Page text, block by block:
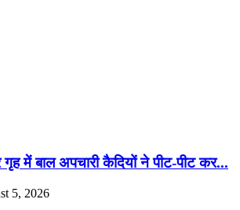
गृह में बाल अपचारी कैदियों ने पीट-पीट कर...
5, 2026